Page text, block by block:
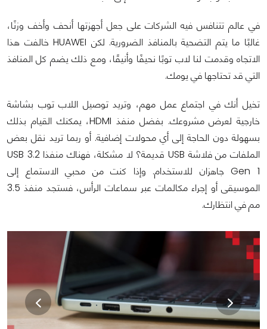
في عالم تتنافس فيه الشركات على جعل أجهزتها أنحف وأخف وزنًا،
غالبًا ما يتم التضحية بالمنافذ الضرورية. لكن HUAWEI خالفت هذا
الاتجاه وقدمت لنا لاب توبًا نحيفًا وأنيقًا، ومع ذلك يضم كل المنافذ
التي قد تحتاجها في يومك.
تخيل أنك في اجتماع عمل مهم، وتريد توصيل اللاب توب بشاشة
خارجية لعرض مشروعك. بفضل منفذ HDMI، يمكنك القيام بذلك
بسهولة دون الحاجة إلى أي محولات إضافية. أو ربما تريد نقل بعض
الملفات من فلاشة USB قديمة؟ لا مشكلة، فهناك منفذا USB 3.2
Gen 1 جاهزان للاستخدام. وإذا كنت من محبي الاستماع إلى
الموسيقى أو إجراء مكالمات عبر سماعات الرأس، فستجد منفذ 3.5
مم في انتظارك.